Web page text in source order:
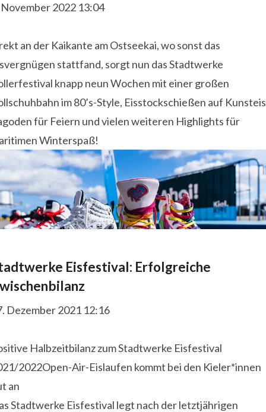
2022 13:04
an der Kaikante am Ostseekai, wo sonst das
stattfand, sorgt nun das Stadtwerke
knapp neun Wochen mit einer großen
im 80’s-Style, Eisstockschießen auf
für Feiern und vielen weiteren Highlights für
Winterspaß!
Eisfestival: Erfolgreiche
Dezember 2021 12:16
Halbzeitbilanz zum Stadtwerke Eisfestival
2022Open-Air-Eislaufen kommt bei den Kieler*innen
an
Stadtwerke Eisfestival legt nach der letztjährigen